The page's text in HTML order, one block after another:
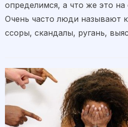
определимся, а что же это
Очень часто люди называют
ссоры, скандалы, ругань,